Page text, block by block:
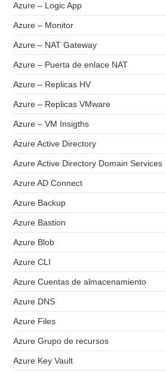
Azure – Logic App
Azure – Monitor
Azure – NAT Gateway
Azure – Puerta de enlace NAT
Azure – Replicas HV
Azure – Replicas VMware
Azure – VM Insigths
Azure Active Directory
Azure Active Directory Domain Services
Azure AD Connect
Azure Backup
Azure Bastion
Azure Blob
Azure CLI
Azure Cuentas de almacenamiento
Azure DNS
Azure Files
Azure Grupo de recursos
Azure Key Vault